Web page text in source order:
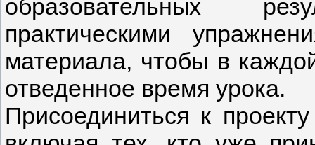
образовательных
практическими
материала, чтобы в
отведенное время урока.
Присоединиться к